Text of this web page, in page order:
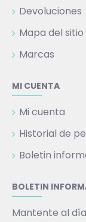
Devoluciones
Mapa del sitio
Marcas
MI CUENTA
Mi cuenta
Historial de
Boletin
BOLETIN
Mantente al